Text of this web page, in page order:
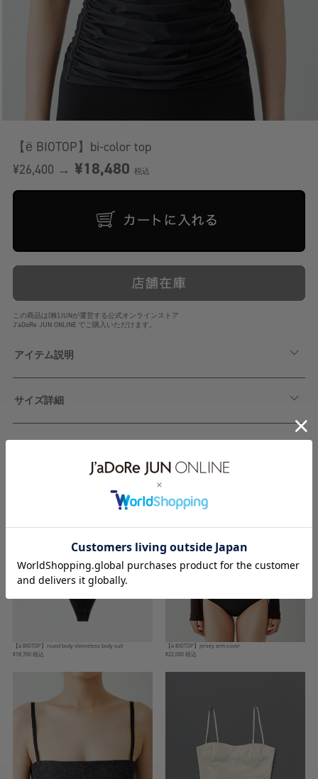
【ё BIOTOP】bi-color top
¥26,400 → ¥18,480 税込
この商品は(株)JUNが運営する公式オンラインストア
J'aDoRe JUN ONLINE でご購入いただけます。
アイテム説明
サイズ詳細
【ё BIOTOP】round body sleeveless body suit
¥18,700 税込
【ё BIOTOP】jersey arm cover
¥22,000 税込